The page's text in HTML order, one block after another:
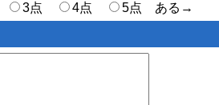
3点 4点
5点 ある→